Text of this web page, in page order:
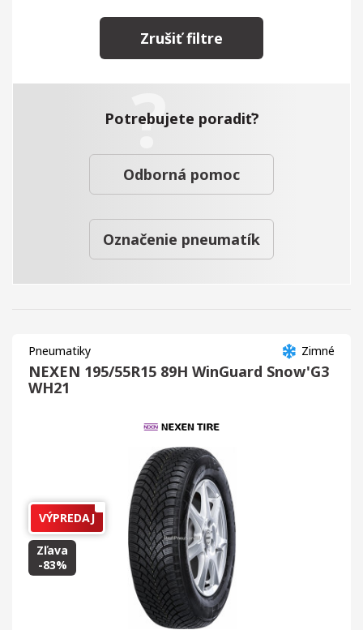
Zrušiť filtre
Potrebujete poradiť?
Odborná pomoc
Označenie pneumatík
Zimné
Pneumatiky
NEXEN 195/55R15 89H WinGuard Snow'G3
WH21
VÝPREDAJ
Zľava
-83%